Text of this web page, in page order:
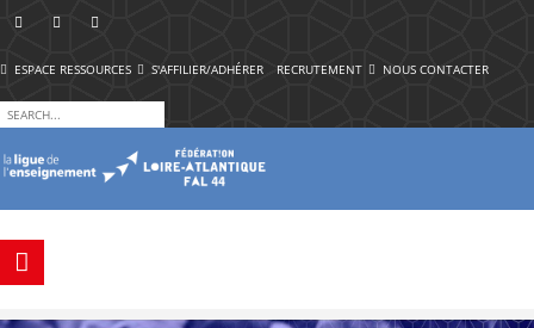
ESPACE RESSOURCES S'AFFILIER/ADHÉRER RECRUTEMENT NOUS CONTACTER